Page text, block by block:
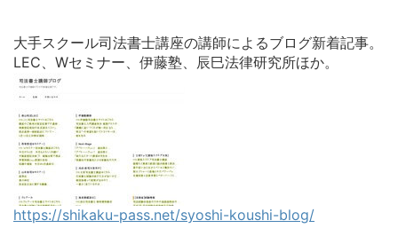
大手スクール司法書士講座の講師によるブログ新着記事。
LEC、Wセミナー、伊藤塾、辰巳法律研究所ほか。
https://shikaku-pass.net/syoshi-koushi-blog/